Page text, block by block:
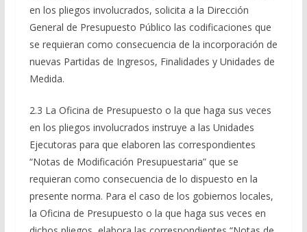
en los pliegos involucrados, solicita a la Dirección
General de Presupuesto Público las codificaciones que
se requieran como consecuencia de la incorporación de
nuevas Partidas de Ingresos, Finalidades y Unidades de
Medida.
2.3 La Oficina de Presupuesto o la que haga sus veces
en los pliegos involucrados instruye a las Unidades
Ejecutoras para que elaboren las correspondientes
“Notas de Modificación Presupuestaria” que se
requieran como consecuencia de lo dispuesto en la
presente norma. Para el caso de los gobiernos locales,
la Oficina de Presupuesto o la que haga sus veces en